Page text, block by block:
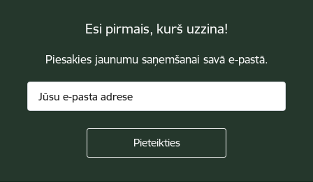
Esi pirmais, kurš uzzina!
Piesakies jaunumu saņemšanai savā e-pastā.